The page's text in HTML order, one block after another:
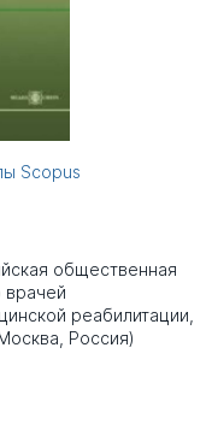
Scopus
общественная
врачей
реабилитации,
Россия)